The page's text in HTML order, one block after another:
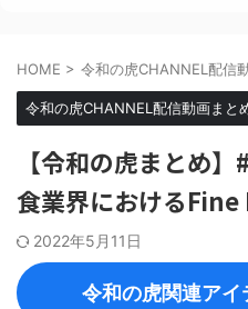
HOME > 令和の虎CHANNEL配信
令和の虎CHANNEL配信動画まと
【令和の虎まとめ
食業界における
2022年5月11日
令和の虎関連アイ